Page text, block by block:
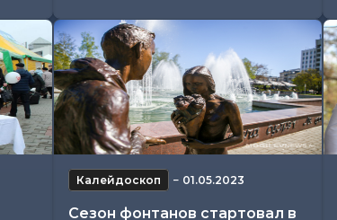
Калейдоскоп − 01.05.2023
Сезон фонтанов стартовал в